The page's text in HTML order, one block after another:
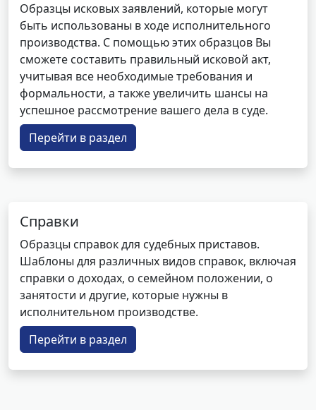
Образцы исковых заявлений, которые могут
быть использованы в ходе исполнительного
производства. С помощью этих образцов Вы
сможете составить правильный исковой акт,
учитывая все необходимые требования и
формальности, а также увеличить шансы на
успешное рассмотрение вашего дела в суде.
Перейти в раздел
Справки
Образцы справок для судебных приставов.
Шаблоны для различных видов справок, включая
справки о доходах, о семейном положении, о
занятости и другие, которые нужны в
исполнительном производстве.
Перейти в раздел